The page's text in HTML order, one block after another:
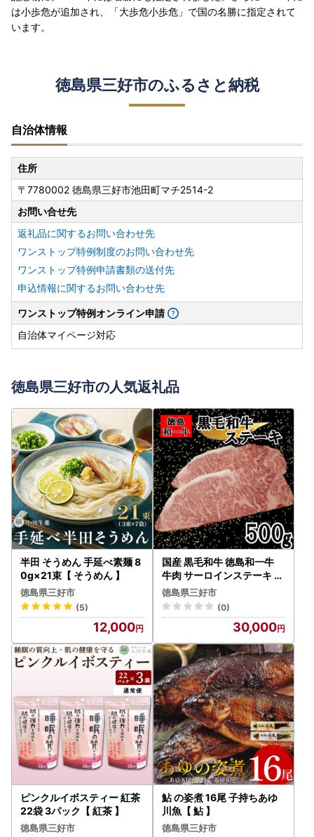
は小歩危が追加され、「大歩危小歩危」で国の名勝に指定されて
います。
徳島県三好市のふるさと納税
自治体情報
住所
〒7780002 徳島県三好市池田町マチ2514-2
お問い合せ先
返礼品に関するお問い合わせ先
ワンストップ特例制度のお問い合わせ先
ワンストップ特例申請書類の送付先
申込情報に関するお問い合わせ先
ワンストップ特例オンライン申請
自治体マイページ対応
徳島県三好市の人気返礼品
半田 そうめん 手延べ素麺 8
0g×21束【 そうめん 】
徳島県三好市
(5)
12,000
国産 黒毛和牛 徳島和一牛
牛肉 サーロインステーキ 5
00g【 牛肉 】
徳島県三好市
(0)
30,000
ピンクルイボスティー 紅茶
22袋 3パック【 紅茶 】
徳島県三好市
鮎 の姿煮 16尾 子持ちあゆ
川魚【 鮎 】
徳島県三好市